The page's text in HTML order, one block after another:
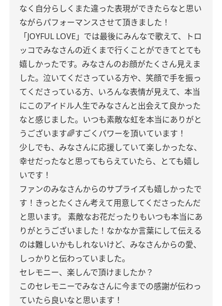
なく自分らしくまた違った表現ができたらなと思い
ながらパフォーマンスさせて頂きました！
「JOYFUL LOVE」では最後にみんなで歌えて、トロ
ッコでみなさんの近くまで行くことができてとても
嬉しかったです。みなさんのお顔がたくさん見えま
した。泣いてくださっている方や、笑顔で手を振っ
てくださっている方、いろんな表情が見えて、本当
にこのアイドル人生でみなさんと出会えて良かった
なと感じました。いつも素敵な虹を本当にありがと
うございます🌈すごくパワーを頂いています！
少しでも、みなさんに応援していて楽しかったな、
幸せだったなと思ってもらえていたら、とても嬉し
いです！
ファンのみなさんからのサプライズも嬉しかったで
す！きっとたくさん考えて用意してくださったんだ
と思います。
素敵なお花だったりもいつも本当にあ
りがとうございました！なかなか言葉にして伝える
のは難しいかもしれないけど、みなさんからの愛、
しっかりと伝わっていました。
セレモニー、楽しんで頂けましたか？
このセレモニーでみなさんに今までの感謝が伝わっ
ていたら良いなと思います！